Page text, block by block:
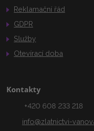
Reklamační řád
GDPR
Služby
Otevírací doba
Kontakty
+420 608 233 218
info@zlatnictvi-